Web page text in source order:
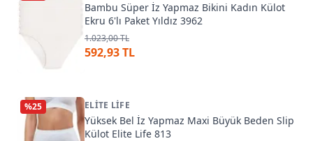
Bambu Süper İz Yapmaz Bikini Kadın Külot
Ekru 6'lı Paket Yıldız 3962
1.023,00 TL
592,93 TL
%25 ELITE LIFE
Yüksek Bel İz Yapmaz Maxi Büyük Beden Slip
Külot Elite Life 813